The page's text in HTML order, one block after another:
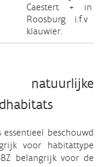
Caestert + in
Roosburg i.f.v
klauwier.
natuurlijke
essentieel beschouwd
voor habitattype
belangrijk voor de